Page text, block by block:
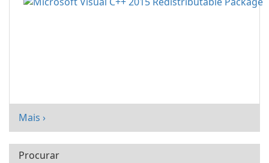
Mais ›
Procurar